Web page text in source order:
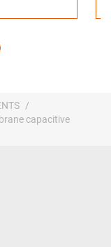
capacitive